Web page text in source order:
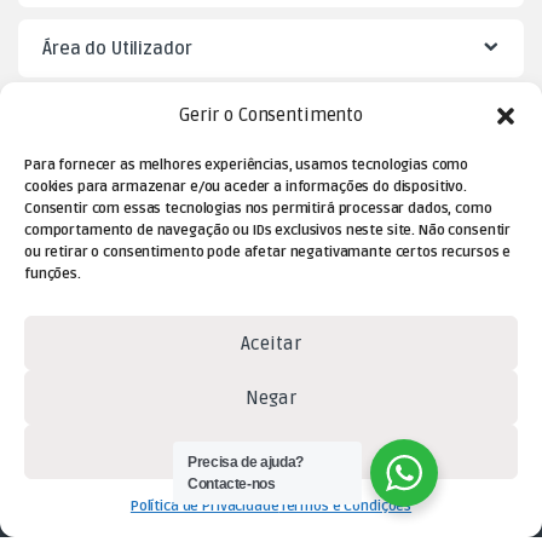
Gerir o Consentimento
Para fornecer as melhores experiências, usamos tecnologias como
cookies para armazenar e/ou aceder a informações do dispositivo.
Consentir com essas tecnologias nos permitirá processar dados, como
comportamento de navegação ou IDs exclusivos neste site. Não consentir
ou retirar o consentimento pode afetar negativamante certos recursos e
funções.
Aceitar
Negar
Ver preferências
Política de PrivacidadeTermos e Condições
Área do Utilizador
Dúvidas? Contacte-nos!
(chamada para a rede fixa
nacional)
Precisa de ajuda?
Contacte-nos